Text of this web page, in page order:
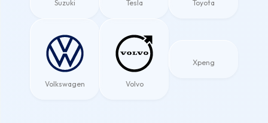
Suzuki Tesla Toyota
Volkswagen Volvo
Xpeng